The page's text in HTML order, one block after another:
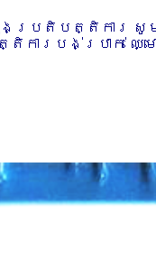
នុងប្រតិបត្តិការ សូ
ារបង់ប្រាក់ ឈ្មោ